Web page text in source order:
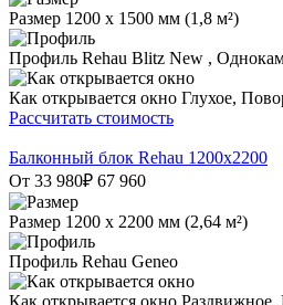
Размер 1200 х 1500 мм (1,8 м²)
Профиль Rehau Blitz New ,
Как открывается окно Глухое,
Рассчитать стоимость
Балконный блок Rehau 1200х2200
От 33 980₽ 67 960
Размер 1200 х 2200 мм (2,64 м²)
Профиль Rehau Geneo
Как открывается окно Раздвижное,